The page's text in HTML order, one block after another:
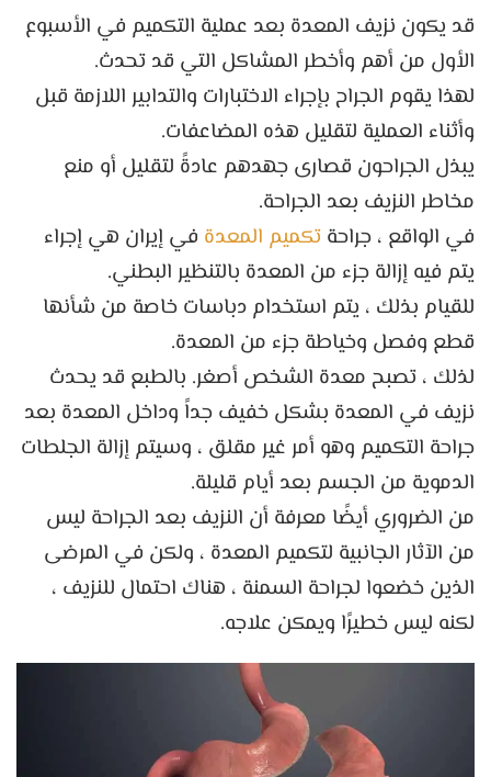
قد يكون نزيف المعدة بعد عملية التكميم في الأسبوع
الأول من أهم وأخطر المشاكل التي قد تحدث.
لهذا يقوم الجراح بإجراء الاختبارات والتدابير اللازمة قبل
وأثناء العملية لتقليل هذه المضاعفات.
يبذل الجراحون قصارى جهدهم عادةً لتقليل أو منع
مخاطر النزيف بعد الجراحة.
في الواقع ، جراحة تكميم المعدة في إيران هي إجراء
يتم فيه إزالة جزء من المعدة بالتنظير البطني.
للقيام بذلك ، يتم استخدام دباسات خاصة من شأنها
قطع وفصل وخياطة جزء من المعدة.
لذلك ، تصبح معدة الشخص أصغر. بالطبع قد يحدث
نزيف في المعدة بشكل خفيف جداً وداخل المعدة بعد
جراحة التكميم وهو أمر غير مقلق ، وسيتم إزالة الجلطات
الدموية من الجسم بعد أيام قليلة.
من الضروري أيضًا معرفة أن النزيف بعد الجراحة ليس
من الآثار الجانبية لتكميم المعدة ، ولكن في المرضى
الذين خضعوا لجراحة السمنة ، هناك احتمال للنزيف ،
لكنه ليس خطيرًا ويمكن علاجه.